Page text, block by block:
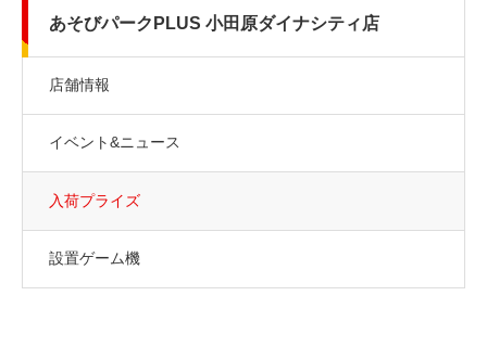
あそびパークPLUS 小田原ダイナシティ店
店舗情報
イベント&ニュース
入荷プライズ
設置ゲーム機